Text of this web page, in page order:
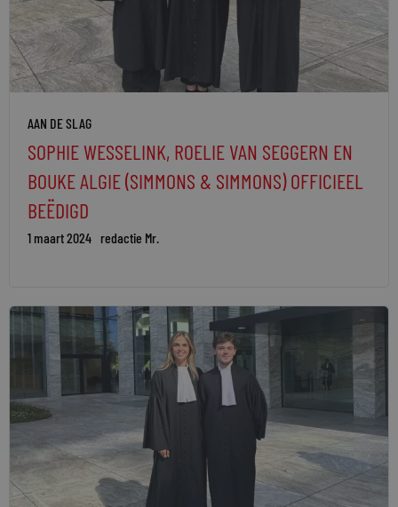
AAN DE SLAG
SOPHIE WESSELINK, ROELIE VAN SEGGERN EN
BOUKE ALGIE (SIMMONS & SIMMONS) OFFICIEEL
BEËDIGD
1 maart 2024 redactie Mr.